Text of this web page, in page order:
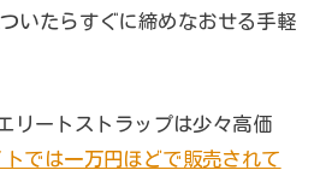
いたらすぐに締めなおせる手軽
リートストラップは少々高価
では一万円ほどで販売されて